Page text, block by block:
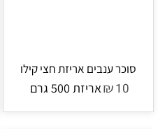
סוכר ענבים אריזת חצי קילו
₪10 אריזת 500 גרם